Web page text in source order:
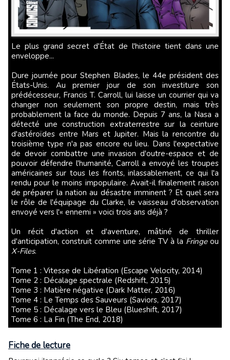
Le plus grand secret d'État de l'histoire tient dans une
enveloppe...
Dure journée pour Stephen Blades, le 44e président des
États-Unis. Au premier jour de son investiture son
prédécesseur, Francis T. Carroll, lui laisse un courrier qui va
changer non seulement son propre destin, mais très
probablement la face du monde. Depuis 7 ans, la Nasa a
détecté une construction extraterrestre sur la ceinture
d'astéroïdes entre Mars et Jupiter. Mais la rencontre du
troisième type n'a pas encore eu lieu. Dans l'expectative
de devoir combattre une invasion d'outre-espace et de
pouvoir défendre l'humanité, Carroll a envoyé les troupes
américaines sur tous les fronts, inlassablement, ce qui l'a
rendu pour le moins impopulaire. Avait-il finalement raison
de préparer la nation au désastre imminent ? Et quel sera
le rôle de l'équipage du Clarke, le vaisseau d'observation
envoyé vers l'« ennemi » voici trois ans déjà ?
Un récit d'action et d'aventure, mâtiné de thriller
d'anticipation, construit comme une série TV à la Fringeou
X-Files.
Tome 1 : Vitesse de Libération (Escape Velocity, 2014)
Tome 2 : Décalage spectrale (Redshift, 2015)
Tome 3 : Matière négative (Dark Matter, 2016)
Tome 4 : Le Temps des Sauveurs (Saviors, 2017)
Tome 5 : Décalage vers le Bleu (Blueshift, 2017)
Tome 6 : La Fin (The End, 2018)
Fiche de lecture